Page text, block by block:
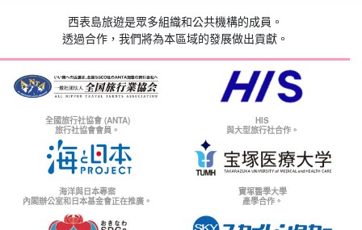
西表島旅遊是眾多組織和公共機構的成員。
透過合作，我們將為本區域的發展做出貢獻。
全國旅行社協會 (ANTA)
旅行社協會會員。
HIS
與大型旅行社合作。
海洋與日本專案
內閣辦公室和日本基金會正在推廣。
寶塚醫學大學
產學合作。